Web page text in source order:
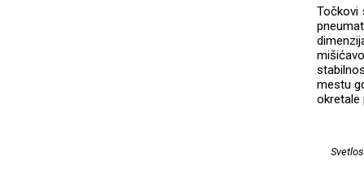
Točkovi
mestu
okretale